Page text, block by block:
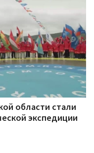
области стали
экспедиции